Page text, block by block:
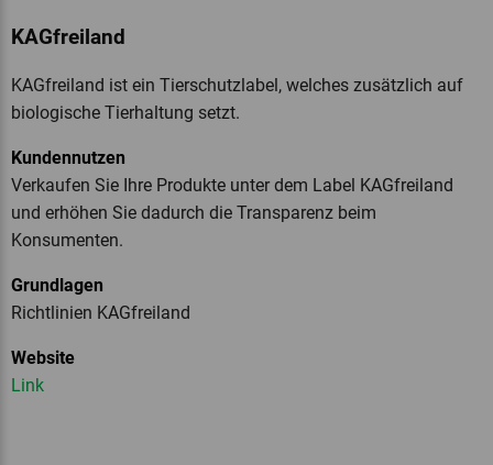
KAGfreiland
KAGfreiland ist ein Tierschutzlabel, welches zusätzlich auf
biologische Tierhaltung setzt.
Kundennutzen
Verkaufen Sie Ihre Produkte unter dem Label KAGfreiland
und erhöhen Sie dadurch die Transparenz beim
Konsumenten.
Grundlagen
Richtlinien KAGfreiland
Website
Link